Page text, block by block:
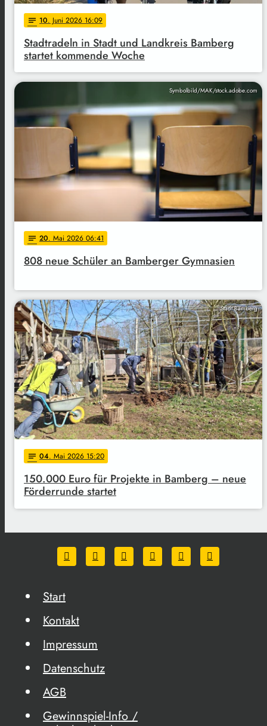
notes 10. Juni 2026 16:09
Stadtradeln in Stadt und Landkreis Bamberg
startet kommende Woche
Symbolbild/MAK/stock.adobe.com
notes 20. Mai 2026 06:41
808 neue Schüler an Bamberger Gymnasien
Stadt Bamberg
notes 04. Mai 2026 15:20
150.000 Euro für Projekte in Bamberg – neue
Förderrunde startet
Start
Kontakt
Impressum
Datenschutz
AGB
Gewinnspiel-Info /